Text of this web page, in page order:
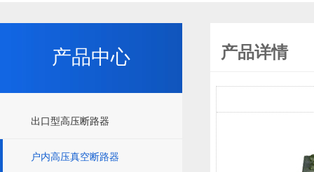
产品中心
出口型高压断路器
户内高压真空断路器
产品详情